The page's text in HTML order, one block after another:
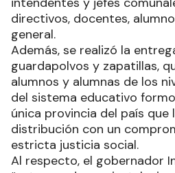
directivos, docentes,
general.
Además, se realizó la
guardapolvos y zapatillas,
alumnos y alumnas de los
del sistema educativo
única provincia del país que
distribución con un
estricta justicia social.
Al respecto, el gobernador